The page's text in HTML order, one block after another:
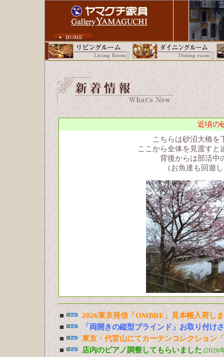
近頃の
こちらは砂沼大橋を
ここから全体を見渡すと
背後からは部活中
（お魚達も回遊
■
2026東京発信「OMBRE」見本帳入荷し
■
「両開きの縦型ブラインド」お取り付け
■
東京・代官山にてカーテンコレクション
■
店内のピアノ調整してもらいました (2026